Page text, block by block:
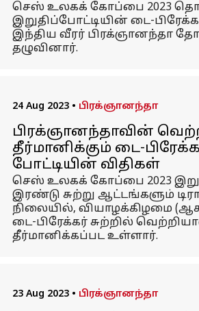
செஸ் உலகக் கோப்பை 2023
இறுதிப்போட்டியின் டை-
இந்திய வீரர் பிரக்ஞானந்தா
தழுவினார்.
24 Aug 2023 • பிரக்ஞானந்தா
பிரக்ஞானந்தாவின்
தீர்மானிக்கும் டை-
போட்டியின் விதிகள்
செஸ் உலகக் கோப்பை 2023
இரண்டு சுற்று ஆட்டங்களும்
நிலையில், வியாழக்கிழமை
டை-பிரேக்கர் சுற்றில்
தீர்மானிக்கப்பட உள்ளார்.
23 Aug 2023 • பிரக்ஞானந்தா